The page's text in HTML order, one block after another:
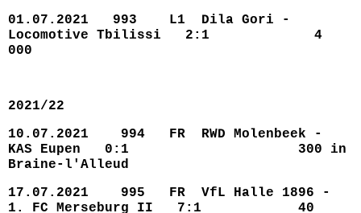
01.07.2021 993 L1 Dila Gori -
Locomotive Tbilissi 2:1 4
000
2021/22
10.07.2021 994 FR RWD Molenbeek -
KAS Eupen 0:1 300 in
Braine-l'Alleud
17.07.2021 995 FR VfL Halle 1896 -
1. FC Merseburg II 7:1 40